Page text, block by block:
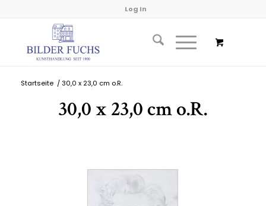
Log In
Startseite / 30,0 x 23,0 cm o.R.
30,0 x 23,0 cm o.R.